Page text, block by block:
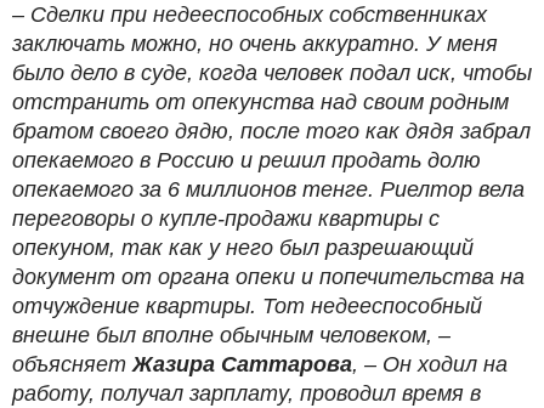
– Сделки при недееспособных собственниках
заключать можно, но очень аккуратно. У меня
было дело в суде, когда человек подал иск, чтобы
отстранить от опекунства над своим родным
братом своего дядю, после того как дядя забрал
опекаемого в Россию и решил продать долю
опекаемого за 6 миллионов тенге. Риелтор вела
переговоры о купле-продажи квартиры с
опекуном, так как у него был разрешающий
документ от органа опеки и попечительства на
отчуждение квартиры. Тот недееспособный
внешне был вполне обычным человеком, –
объясняет Жазира Саттарова, – Он ходил на
работу, получал зарплату, проводил время в